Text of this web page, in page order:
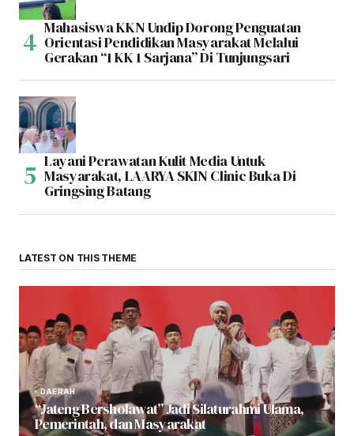
Mahasiswa KKN Undip Dorong Penguatan
Orientasi Pendidikan Masyarakat Melalui
Gerakan “1 KK 1 Sarjana” Di Tunjungsari
Layani Perawatan Kulit Media Untuk
Masyarakat, LAARYA SKIN Clinic Buka Di
Gringsing Batang
LATEST ON THIS THEME
DAERAH
“Jateng Bersholawat” Jadi Silaturahmi Ulama,
Pemerintah, dan Masyarakat